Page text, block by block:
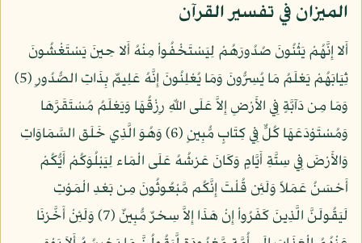
الميزان في تفسير القرآن
أَلا إِنَّهُمْ يَثْنُونَ صُدُورَهُمْ لِيَسْتَخْفُواْ مِنْهُ أَلا حِينَ يَسْتَغْشُونَ
ثِيَابَهُمْ يَعْلَمُ مَا يُسِرُّونَ وَمَا يُعْلِنُونَ إِنَّهُ عَلِيمٌ بِذَاتِ الصُّدُورِ (5)
وَمَا مِن دَآبَّةٍ فِي الأَرْضِ إِلاَّ عَلَى اللّهِ رِزْقُهَا وَيَعْلَمُ مُسْتَقَرَّهَا
وَمُسْتَوْدَعَهَا كُلٌّ فِي كِتَابٍ مُّبِينٍ (6) وَهُوَ الَّذِي خَلَق السَّمَاوَاتِ
وَالأَرْضَ فِي سِتَّةِ أَيَّامٍ وَكَانَ عَرْشُهُ عَلَى الْمَاء لِيَبْلُوَكُمْ أَيُّكُمْ
أَحْسَنُ عَمَلاً وَلَئِن قُلْتَ إِنَّكُم مَّبْعُوثُونَ مِن بَعْدِ الْمَوْتِ
لَيَقُولَنَّ الَّذِينَ كَفَرُواْ إِنْ هَذَا إِلاَّ سِحْرٌ مُّبِينٌ (7) وَلَئِنْ أَخَّرْنَا